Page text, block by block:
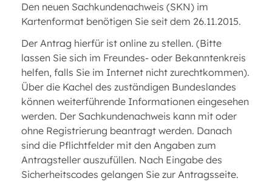
Den neuen Sachkundenachweis (SKN) im
Kartenformat benötigen Sie seit dem 26.11.2015.
Der Antrag hierfür ist online zu stellen. (Bitte
lassen Sie sich im Freundes- oder Bekanntenkreis
helfen, falls Sie im Internet nicht zurechtkommen).
Über die Kachel des zuständigen Bundeslandes
können weiterführende Informationen eingesehen
werden. Der Sachkundenachweis kann mit oder
ohne Registrierung beantragt werden. Danach
sind die Pflichtfelder mit den Angaben zum
Antragsteller auszufüllen. Nach Eingabe des
Sicherheitscodes gelangen Sie zur Antragsseite.